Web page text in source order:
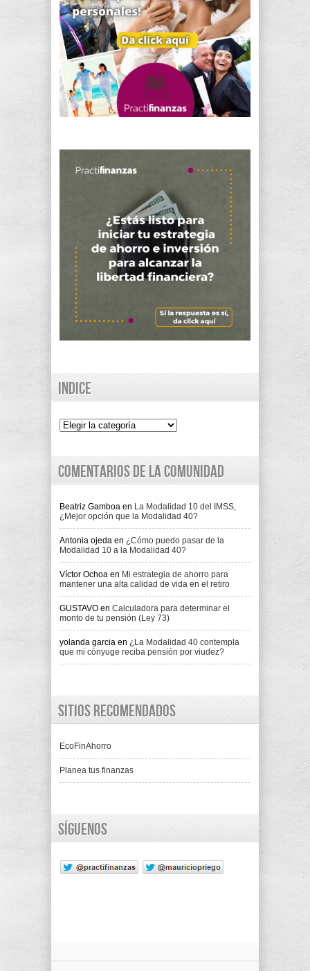
Indice
Indice
Comentarios de la comunidad
Beatriz Gamboa en La Modalidad 10 del IMSS,
¿Mejor opción que la Modalidad 40?
Antonia ojeda en ¿Cómo puedo pasar de la
Modalidad 10 a la Modalidad 40?
Víctor Ochoa en Mi estrategia de ahorro para
mantener una alta calidad de vida en el retiro
GUSTAVO en Calculadora para determinar el
monto de tu pensión (Ley 73)
yolanda garcia en ¿La Modalidad 40 contempla
que mi cónyuge reciba pensión por viudez?
Sitios recomendados
EcoFinAhorro
Planea tus finanzas
Síguenos